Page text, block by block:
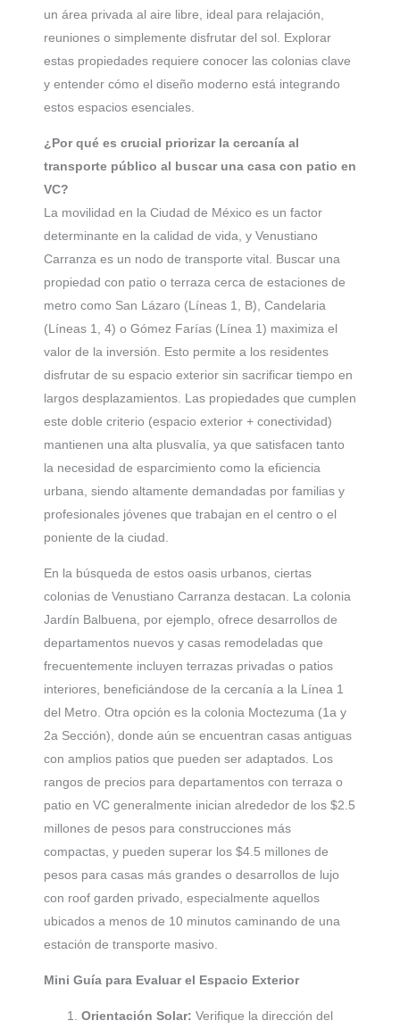
un área privada al aire libre, ideal para relajación,
reuniones o simplemente disfrutar del sol. Explorar
estas propiedades requiere conocer las colonias clave
y entender cómo el diseño moderno está integrando
estos espacios esenciales.
¿Por qué es crucial priorizar la cercanía al
transporte público al buscar una casa con patio en
VC?
La movilidad en la Ciudad de México es un factor
determinante en la calidad de vida, y Venustiano
Carranza es un nodo de transporte vital. Buscar una
propiedad con patio o terraza cerca de estaciones de
metro como San Lázaro (Líneas 1, B), Candelaria
(Líneas 1, 4) o Gómez Farías (Línea 1) maximiza el
valor de la inversión. Esto permite a los residentes
disfrutar de su espacio exterior sin sacrificar tiempo en
largos desplazamientos. Las propiedades que cumplen
este doble criterio (espacio exterior + conectividad)
mantienen una alta plusvalía, ya que satisfacen tanto
la necesidad de esparcimiento como la eficiencia
urbana, siendo altamente demandadas por familias y
profesionales jóvenes que trabajan en el centro o el
poniente de la ciudad.
En la búsqueda de estos oasis urbanos, ciertas
colonias de Venustiano Carranza destacan. La colonia
Jardín Balbuena, por ejemplo, ofrece desarrollos de
departamentos nuevos y casas remodeladas que
frecuentemente incluyen terrazas privadas o patios
interiores, beneficiándose de la cercanía a la Línea 1
del Metro. Otra opción es la colonia Moctezuma (1a y
2a Sección), donde aún se encuentran casas antiguas
con amplios patios que pueden ser adaptados. Los
rangos de precios para departamentos con terraza o
patio en VC generalmente inician alrededor de los $2.5
millones de pesos para construcciones más
compactas, y pueden superar los $4.5 millones de
pesos para casas más grandes o desarrollos de lujo
con roof garden privado, especialmente aquellos
ubicados a menos de 10 minutos caminando de una
estación de transporte masivo.
Mini Guía para Evaluar el Espacio Exterior
Orientación Solar: Verifique la dirección del